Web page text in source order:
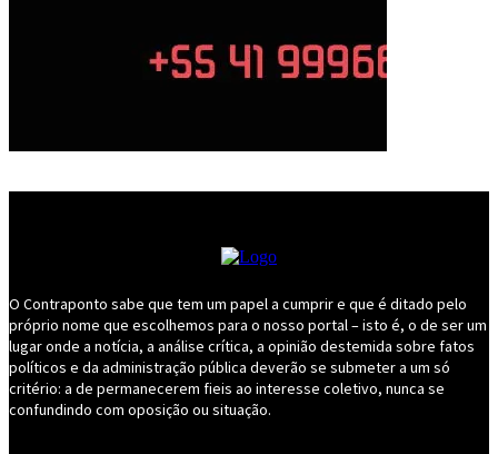
O Contraponto sabe que tem um papel a cumprir e que é ditado pelo
próprio nome que escolhemos para o nosso portal – isto é, o de ser um
lugar onde a notícia, a análise crítica, a opinião destemida sobre fatos
políticos e da administração pública deverão se submeter a um só
critério: a de permanecerem fieis ao interesse coletivo, nunca se
confundindo com oposição ou situação.